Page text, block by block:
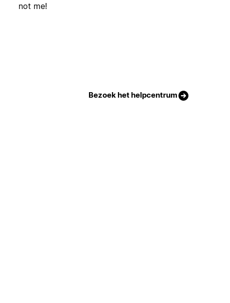
not me!
Bezoek het helpcentrum